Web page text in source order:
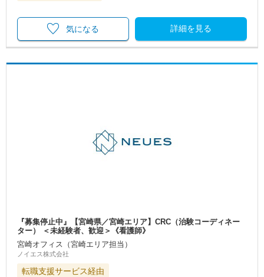
詳細を見る
気になる
『募集停止中』【宮崎県／宮崎エリア】CRC（治験コーディネー
ター） ＜未経験者、歓迎＞《看護師》
宮崎オフィス（宮崎エリア担当）
ノイエス株式会社
転職支援サービス経由